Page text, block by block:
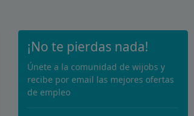
¡No te pierdas nada!
Únete a la comunidad de wijobs y
recibe por email las mejores ofertas
de empleo